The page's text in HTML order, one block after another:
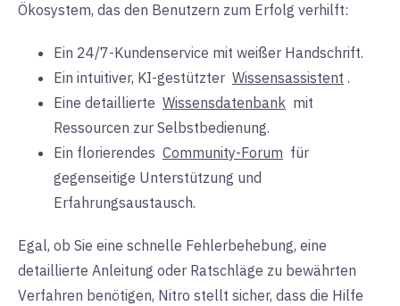
Ökosystem, das den Benutzern zum Erfolg verhilft:
Ein 24/7-Kundenservice mit weißer Handschrift.
Ein intuitiver, KI-gestützter Wissensassistent .
Eine detaillierte Wissensdatenbank mit
Ressourcen zur Selbstbedienung.
Ein florierendes Community-Forum für
gegenseitige Unterstützung und
Erfahrungsaustausch.
Egal, ob Sie eine schnelle Fehlerbehebung, eine
detaillierte Anleitung oder Ratschläge zu bewährten
Verfahren benötigen, Nitro stellt sicher, dass die Hilfe